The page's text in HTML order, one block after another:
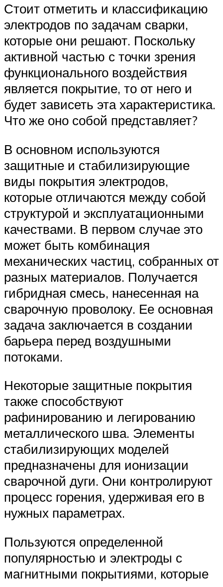
Стоит отметить и классификацию
электродов по задачам сварки,
которые они решают. Поскольку
активной частью с точки зрения
функционального воздействия
является покрытие, то от него и
будет зависеть эта характеристика.
Что же оно собой представляет?
В основном используются
защитные и стабилизирующие
виды покрытия электродов,
которые отличаются между собой
структурой и эксплуатационными
качествами. В первом случае это
может быть комбинация
механических частиц, собранных от
разных материалов. Получается
гибридная смесь, нанесенная на
сварочную проволоку. Ее основная
задача заключается в создании
барьера перед воздушными
потоками.
Некоторые защитные покрытия
также способствуют
рафинированию и легированию
металлического шва. Элементы
стабилизирующих моделей
предназначены для ионизации
сварочной дуги. Они контролируют
процесс горения, удерживая его в
нужных параметрах.
Пользуются определенной
популярностью и электроды с
магнитными покрытиями, которые